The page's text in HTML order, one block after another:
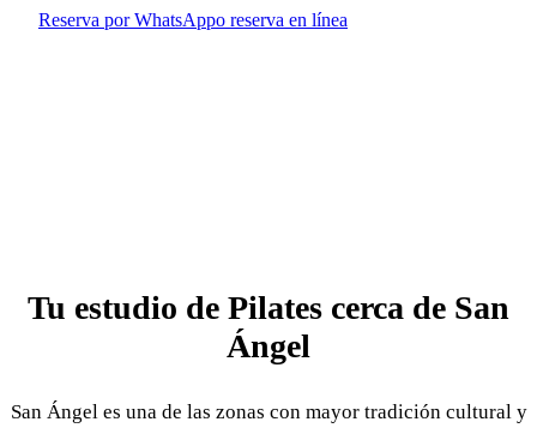
Reserva por WhatsAppo reserva en línea
Tu estudio de Pilates cerca de San
Ángel
San Ángel es una de las zonas con mayor tradición cultural y